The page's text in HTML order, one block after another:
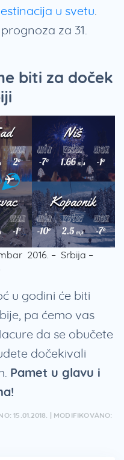
u svetu.
za 31.
biti za doček
2016. – Srbija –
u godini će biti
pa ćemo vas
da se obučete
dočekivali
Pamet u glavu i
15.01.2018. | MODIFIKOVANO: